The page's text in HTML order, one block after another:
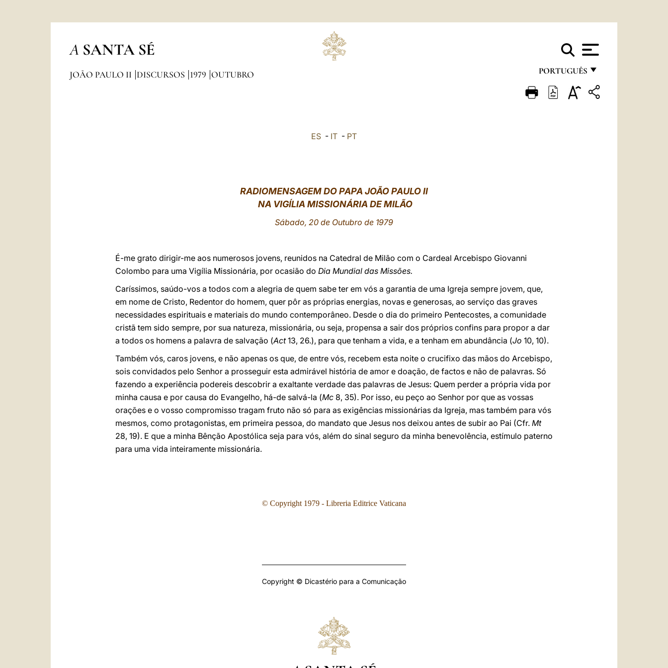
A SANTA SÉ
PORTUGUÊS
FRANÇAIS
JOÃO PAULO II DISCURSOS 1979 OUTUBRO
ES - IT - PT
RADIOMENSAGEM DO PAPA JOÃO PAULO II
NA VIGÍLIA MISSIONÁRIA DE MILÃO
Sábado, 20 de Outubro de 1979
É-me grato dirigir-me aos numerosos jovens, reunidos na Catedral de Milão com o Cardeal Arcebispo Giovanni
Colombo para uma Vigília Missionária, por ocasião do Dia Mundial das Missões.
Caríssimos, saúdo-vos a todos com a alegria de quem sabe ter em vós a garantia de uma Igreja sempre jovem, que,
em nome de Cristo, Redentor do homem, quer pôr as próprias energias, novas e generosas, ao serviço das graves
necessidades espirituais e materiais do mundo contemporâneo. Desde o dia do primeiro Pentecostes, a comunidade
cristã tem sido sempre, por sua natureza, missionária, ou seja, propensa a sair dos próprios confins para propor a dar
a todos os homens a palavra de salvação (Act13, 26.), para que tenham a vida, e a tenham em abundância (Jo 10, 10).
Também vós, caros jovens, e não apenas os que, de entre vós, recebem esta noite o crucifixo das mãos do Arcebispo,
sois convidados pelo Senhor a prosseguir esta admirável história de amor e doação, de factos e não de palavras. Só
fazendo a experiência podereis descobrir a exaltante verdade das palavras de Jesus: Quem perder a própria vida por
minha causa e por causa do Evangelho, há-de salvá-la (Mc 8, 35). Por isso, eu peço ao Senhor por que as vossas
orações e o vosso compromisso tragam fruto não só para as exigências missionárias da Igreja, mas também para vós
mesmos, como protagonistas, em primeira pessoa, do mandato que Jesus nos deixou antes de subir ao Pai (Cfr. Mt
28, 19). E que a minha Bênção Apostólica seja para vós, além do sinal seguro da minha benevolência, estímulo paterno
para uma vida inteiramente missionária.
© Copyright 1979 - Libreria Editrice Vaticana
Copyright © Dicastério para a Comunicação